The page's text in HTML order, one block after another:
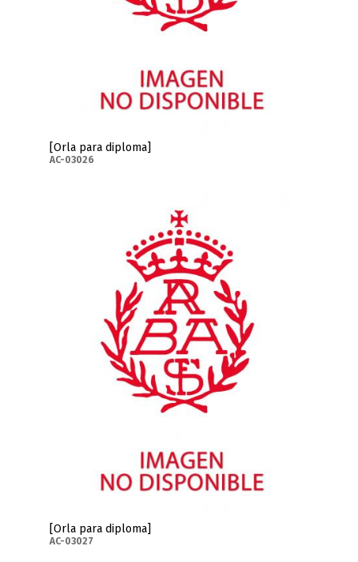
[Orla para diploma]
AC-03026
[Orla para diploma]
AC-03027